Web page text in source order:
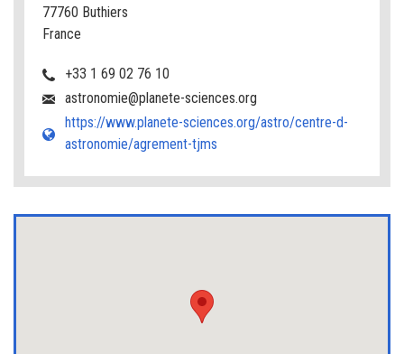
77760 Buthiers
France
+33 1 69 02 76 10
astronomie@planete-sciences.org
https://www.planete-sciences.org/astro/centre-d-
astronomie/agrement-tjms